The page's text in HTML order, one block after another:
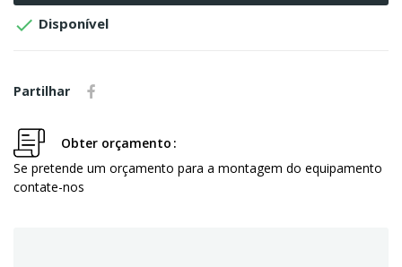
 Disponível
Partilhar
Obter orçamento
Se pretende um orçamento para a montagem do equipamento
contate-nos